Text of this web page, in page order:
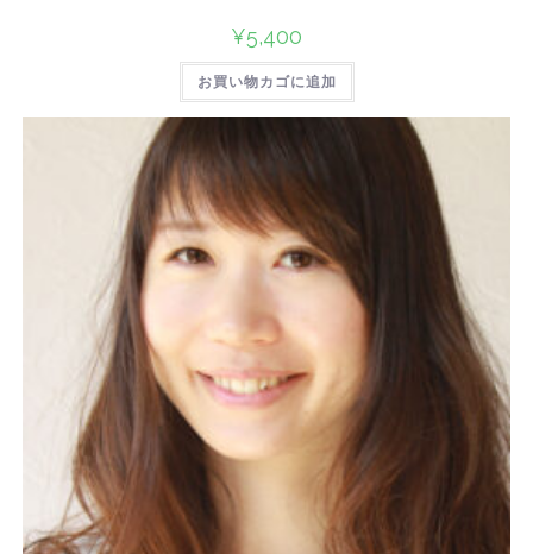
¥5,400
お買い物カゴに追加